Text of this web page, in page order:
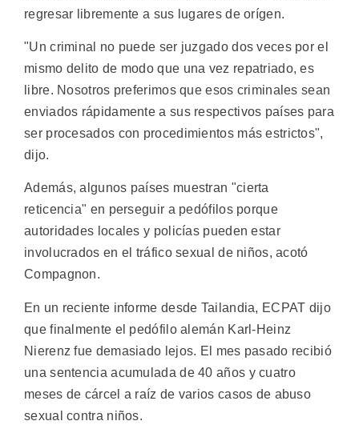
regresar libremente a sus lugares de orígen.
"Un criminal no puede ser juzgado dos veces por el
mismo delito de modo que una vez repatriado, es
libre. Nosotros preferimos que esos criminales sean
enviados rápidamente a sus respectivos países para
ser procesados con procedimientos más estrictos",
dijo.
Además, algunos países muestran "cierta
reticencia" en perseguir a pedófilos porque
autoridades locales y policías pueden estar
involucrados en el tráfico sexual de niños, acotó
Compagnon.
En un reciente informe desde Tailandia, ECPAT dijo
que finalmente el pedófilo alemán Karl-Heinz
Nierenz fue demasiado lejos. El mes pasado recibió
una sentencia acumulada de 40 años y cuatro
meses de cárcel a raíz de varios casos de abuso
sexual contra niños.